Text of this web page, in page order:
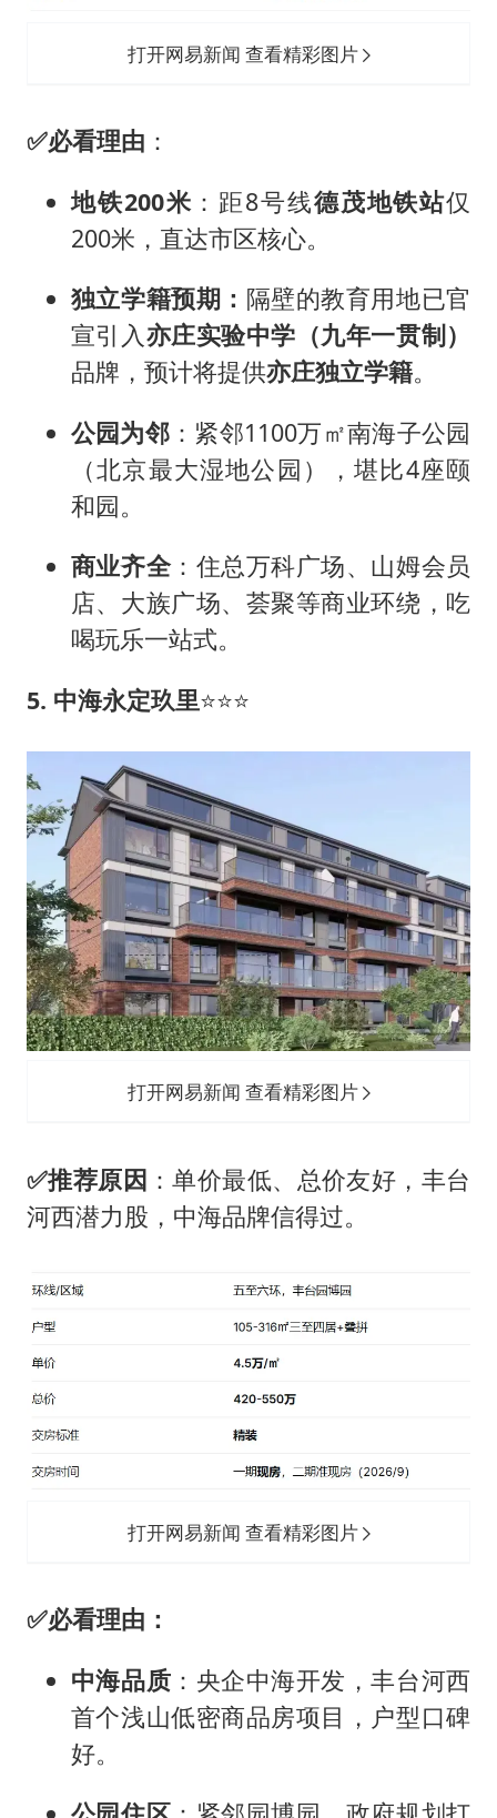
打开网易新闻 查看精彩图片
✅必看理由 ：
地铁200米 ：距8号线德茂地铁站仅
200米，直达市区核心。
独立学籍预期： 隔壁的教育用地已官
宣引入亦庄实验中学（九年一贯制）
品牌，预计将提供亦庄独立学籍。
公园为邻 ：紧邻1100万㎡南海子公园
（北京最大湿地公园），堪比4座颐
和园。
商业齐全：住总万科广场、山姆会员
店、大族广场、荟聚等商业环绕，吃
喝玩乐一站式。
5. 中海永定玖里⭐⭐⭐
打开网易新闻 查看精彩图片
✅推荐原因 ：单价最低、总价友好，丰台
河西潜力股，中海品牌信得过。
打开网易新闻 查看精彩图片
✅必看理由 ：
中海品质 ：央企中海开发，丰台河西
首个浅山低密商品房项目，户型口碑
好。